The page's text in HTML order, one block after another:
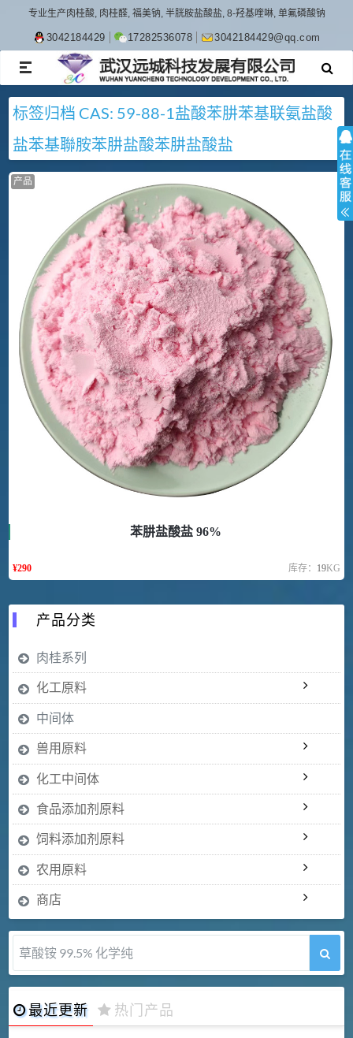
专业生产肉桂酸, 肉桂醛, 福美钠, 半胱胺盐酸盐, 8-羟基喹啉, 单氟磷酸钠
3042184429 17282536078 3042184429@qq.com
TOGGLE
NAVIGATION
标签归档 CAS: 59-88-1盐酸苯肼苯基联氨盐酸
盐苯基聯胺苯肼盐酸苯肼盐酸盐
产品
苯肼盐酸盐 96%
¥290 库存： 19KG
产品分类
肉桂系列
化工原料
中间体
兽用原料
化工中间体
食品添加剂原料
饲料添加剂原料
农用原料
商店
草酸铵 99.5% 化学纯
最近更新 热门产品